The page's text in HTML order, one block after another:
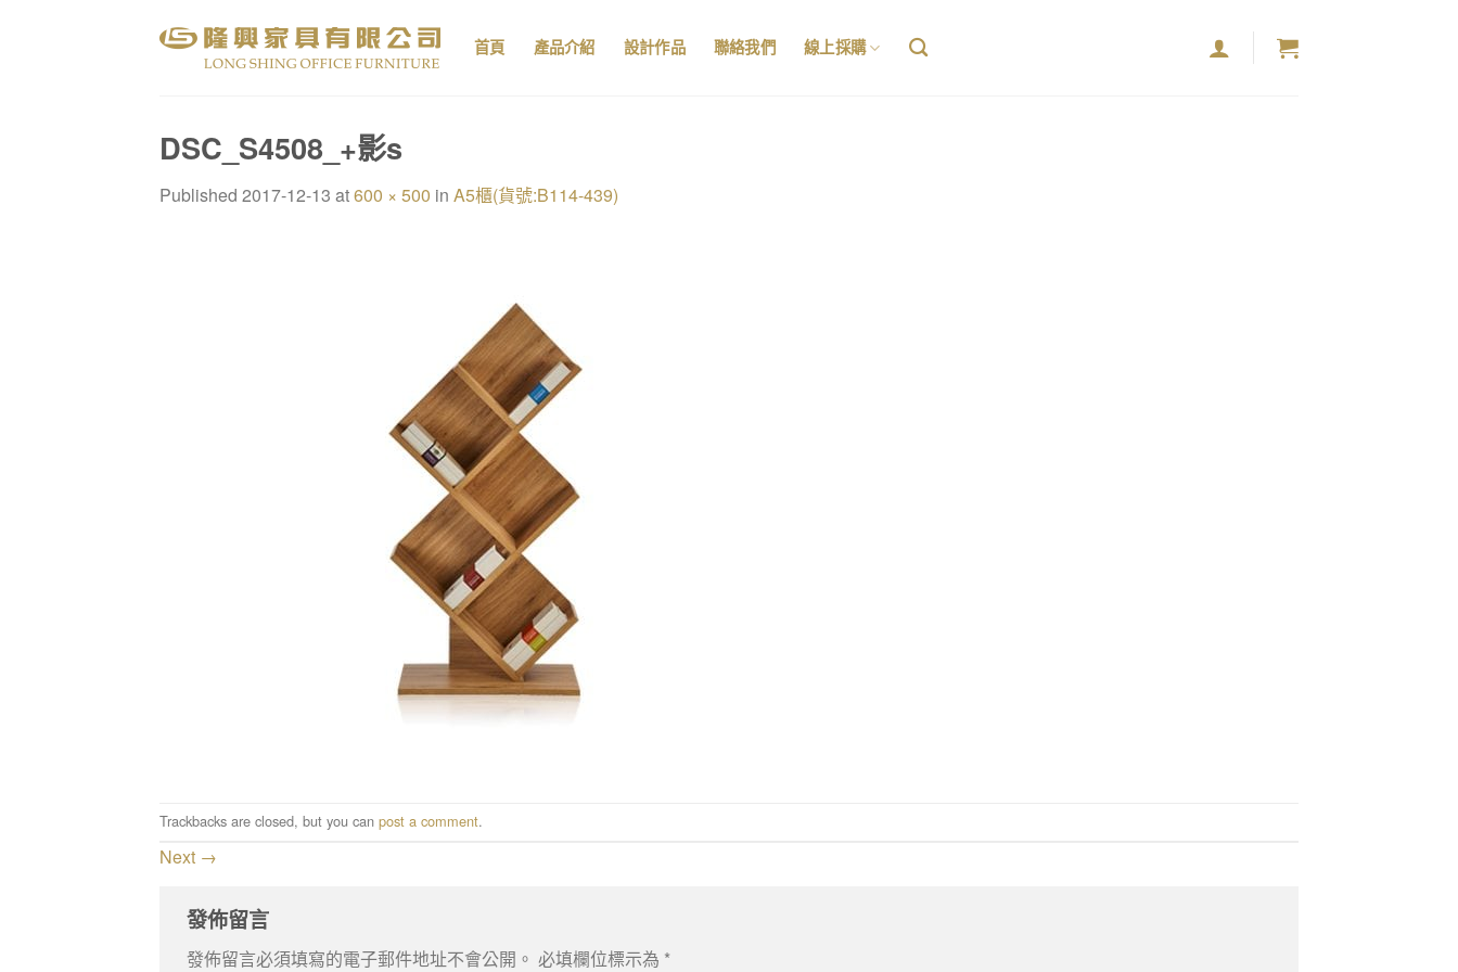
首頁 產品介紹 設計作品 聯絡我們 線上採購
DSC_S4508_+影s
Published 2017-12-13 at600 × 500 in A5櫃(貨號:B114-439)
Trackbacks are closed, but you can post a comment.
Next →
發佈留言
發佈留言必須填寫的電子郵件地址不會公開。 必填欄位標示為 *